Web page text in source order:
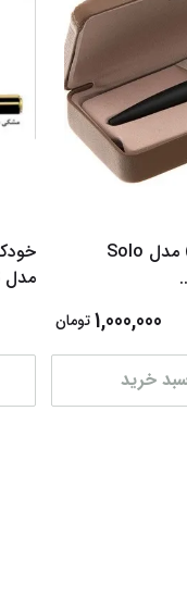
خودکار ایپلمات (Iplomat ) مدل Solo
1,000,000تومان
خرید
مدل ATLAS کد (63- 65)